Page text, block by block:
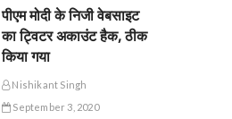
पीएम मोदी के निजी वेबसाइट
का ट्विटर अकाउंट हैक, ठीक
किया गया
Nishikant Singh
September 3, 2020